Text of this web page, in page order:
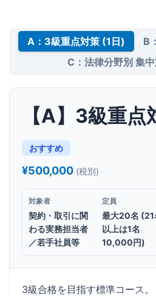
A：3級重点対策 (1日)
B
C：法律分野別 集
【A】3級重
おすすめ
¥500,000 (税別)
対象者
契約・取引に関
わる実務担当者
／若手社員等
定員
最大20名 (21
以上は1名
10,000円)
3級合格を目指す標準コース